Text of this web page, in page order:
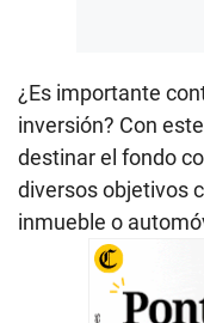
¿Es importante
inversión? Con
destinar el fondo
diversos objetivos
inmueble o